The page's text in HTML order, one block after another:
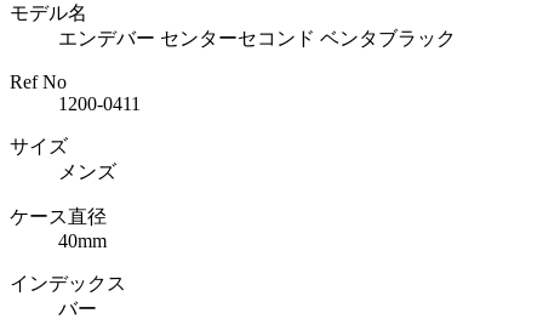
モデル名
エンデバー センターセコンド ベンタブラック
Ref No
1200-0411
サイズ
メンズ
ケース直径
40mm
インデックス
バー